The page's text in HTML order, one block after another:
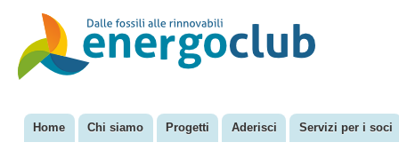
EnergoClub
per la
riconversione
del sistema
Menu principale
Home Chi siamo Progetti Aderisci Servizi per i soci